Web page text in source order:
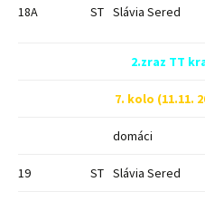
18A ST Slávia Sered
2.zraz TT
7. kolo (11.11.
domáci
19 ST Slávia Sered